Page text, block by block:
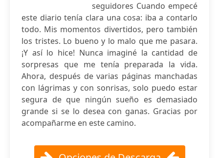
seguidores Cuando empecé
este diario tenía clara una cosa: iba a contarlo
todo. Mis momentos divertidos, pero también
los tristes. Lo bueno y lo malo que me pasara.
¡Y así lo hice! Nunca imaginé la cantidad de
sorpresas que me tenía preparada la vida.
Ahora, después de varias páginas manchadas
con lágrimas y con sonrisas, solo puedo estar
segura de que ningún sueño es demasiado
grande si se lo desea con ganas. Gracias por
acompañarme en este camino.